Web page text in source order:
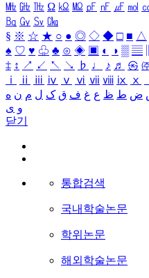
㎒ ㎓ ㎔ Ω ㏀ ㏁ ㎊ ㎋ ㎌ ㏖
㏃ ㏉ ㏜ ㏆
§ ※ ☆ ★ ○ ● ◎ ◇ ◆ □ ■ △
♠ ♡ ♥ ♧ ♣ ⊙ ◈ ▣ ◐ ◑ ▒ ▤
‡ ↕ ↗ ↙ ↖ ↘ ♭ ♩ ♪ ♬ ㉿
ⅰ
ⅱ ⅲ ⅳ ⅴ ⅵ ⅶ ⅷ ⅸ ⅹ
ض ط ظ ع غ ف ق ک ل م ن ه
و ی
닫기
통합검색
국내학술논문
학위논문
해외학술논문